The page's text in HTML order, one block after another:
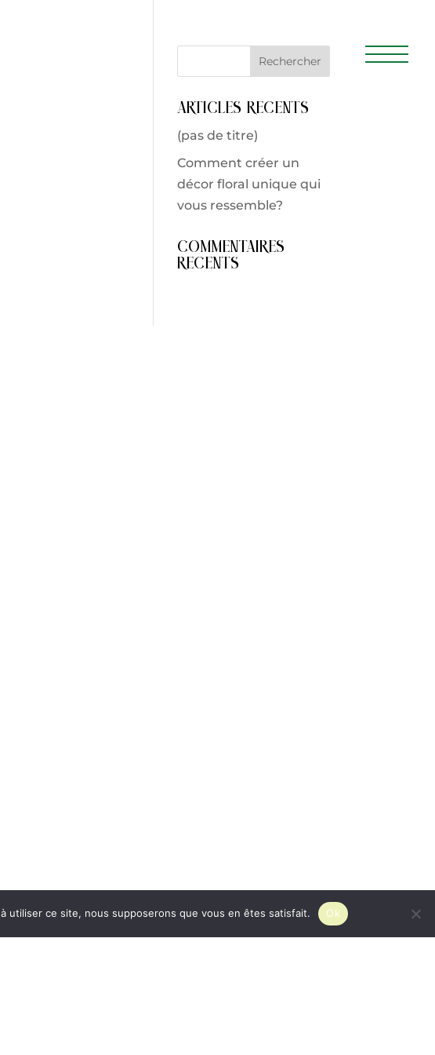
Articles récents
(pas de titre)
Comment créer un
décor floral unique qui
vous ressemble?
Commentaires
récents
utiliser ce site, nous supposerons que vous en êtes satisfait. Ok